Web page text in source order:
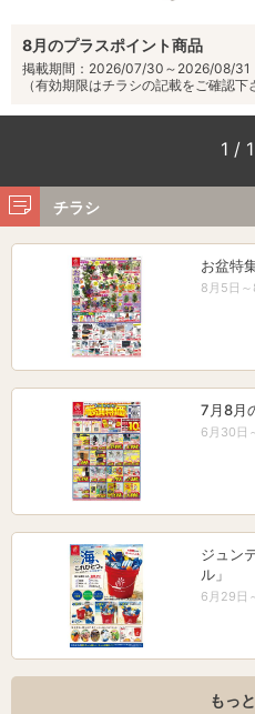
8月のプラスポイント商品
掲載期間：2026/07/30～2026/08/31
（有効期限はチラシの記載をご確認下
1 / 1
チラシ
お盆特
8月5日～
7月8月
6月30日
ジュン
ル」
6月29日
もっ